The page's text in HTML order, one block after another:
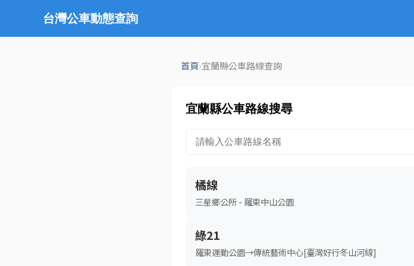
台灣公車動態查詢
首頁›宜蘭縣公車路線查詢
宜蘭縣公車路線搜尋
橘線
三星鄉公所 - 羅東中山公園
綠21
羅東運動公園→傳統藝術中心[臺灣好行冬山河線]